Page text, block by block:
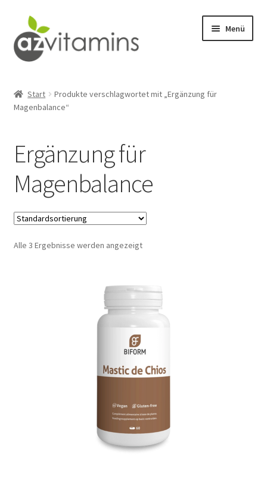
Navigation
springen
Zum
Inhalt
springen
Menü
Männergesundheit
Stresslinderung
Start
Produkte verschlagwortet mit „Ergänzung für
Magenbalance“
Ergänzung für
Magenbalance
Alle 3 Ergebnisse werden angezeigt